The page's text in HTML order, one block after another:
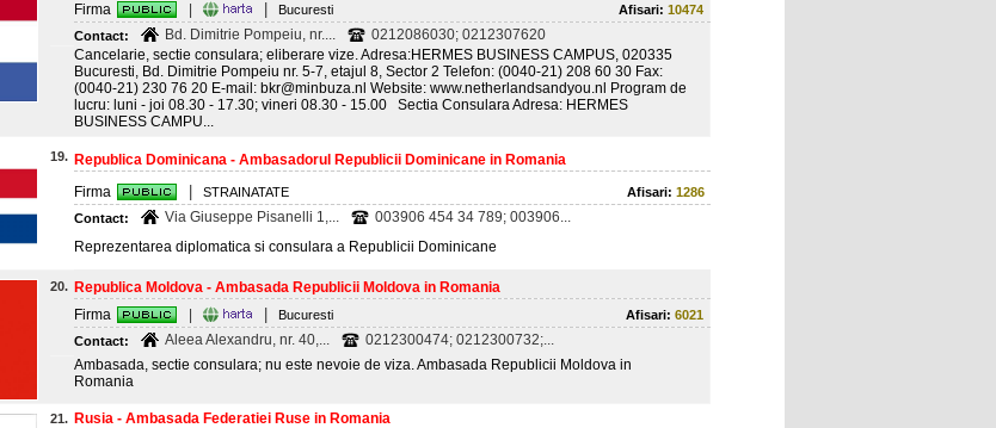
Firma
Bucuresti Afisari: 10474
Contact:
Bd. Dimitrie Pompeiu, nr....
0212086030; 0212307620
Cancelarie, sectie consulara; eliberare vize. Adresa:HERMES BUSINESS CAMPUS, 020335
Bucuresti, Bd. Dimitrie Pompeiu nr. 5-7, etajul 8, Sector 2 Telefon: (0040-21) 208 60 30 Fax:
(0040-21) 230 76 20 E-mail: bkr@minbuza.nl Website: www.netherlandsandyou.nl Program de
lucru: luni - joi 08.30 - 17.30; vineri 08.30 - 15.00 Sectia Consulara Adresa: HERMES
BUSINESS CAMPU...
19. Republica Dominicana - Ambasadorul Republicii Dominicane in Romania
Firma
STRAINATATE Afisari: 1286
Contact:
Via Giuseppe Pisanelli 1,...
003906 454 34 789; 003906...
Reprezentarea diplomatica si consulara a Republicii Dominicane
20. Republica Moldova - Ambasada Republicii Moldova in Romania
Firma
Bucuresti Afisari: 6021
Contact:
Aleea Alexandru, nr. 40,...
0212300474; 0212300732;...
Ambasada, sectie consulara; nu este nevoie de viza. Ambasada Republicii Moldova in
Romania
21. Rusia - Ambasada Federatiei Ruse in Romania